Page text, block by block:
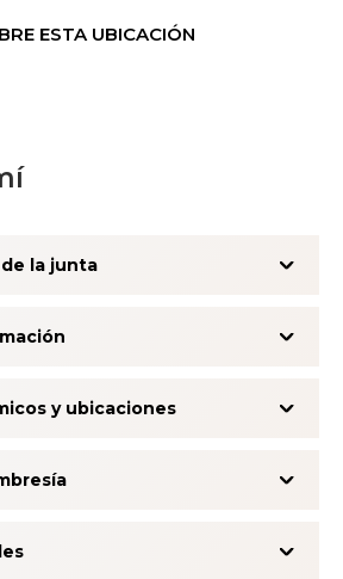
ESTA UBICACIÓN
la junta
y ubicaciones